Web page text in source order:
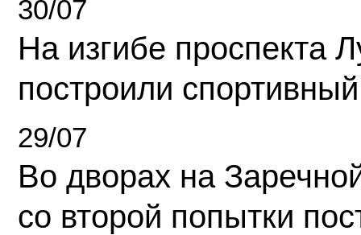
30/07
На изгибе проспекта
построили
29/07
Во дворах на
со второй попытки